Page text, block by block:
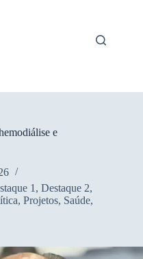
e
1 , Destaque 2,
, Projetos, Saúde,